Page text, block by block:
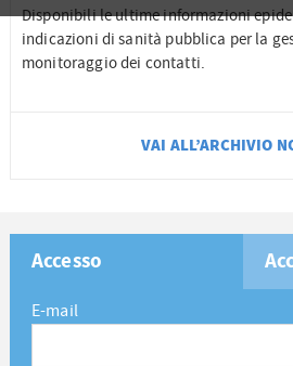
Disponibili le ultime informazioni
indicazioni di sanità pubblica per la
monitoraggio dei contatti.
VAI ALL’ARCHIVIO
Accesso
E-mail